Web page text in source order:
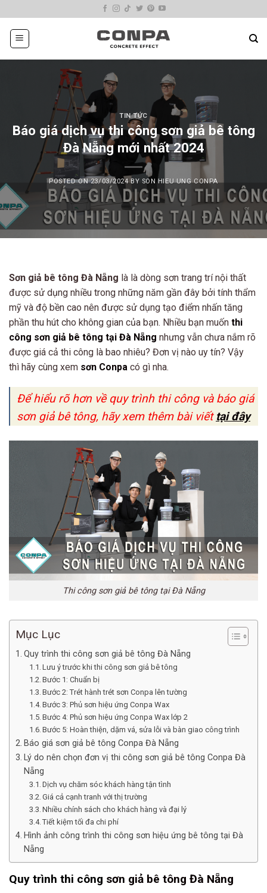
to
content
TIN TỨC
Báo giá dịch vụ thi công sơn giả bê tông
Đà Nẵng mới nhất 2024
POSTED ON23/03/2024 BY SON HIEU UNG CONPA
Sơn giả bê tông Đà Nẵng là là dòng sơn trang trí nội thất
được sử dụng nhiều trong những năm gần đây bởi tính thẩm
mỹ và độ bền cao nên được sử dụng tạo điểm nhấn tăng
phần thu hút cho không gian của bạn. Nhiều bạn muốn thi
công sơn giả bê tông tại Đà Nẵng nhưng vẫn chưa nắm rõ
được giá cả thi công là bao nhiêu? Đơn vị nào uy tín? Vậy
thì hãy cùng xem sơn Conpa có gì nha.
Để hiểu rõ hơn về quy trình thi công và báo giá
sơn giả bê tông, hãy xem thêm bài viết tại đây
Thi công sơn giả bê tông tại Đà Nẵng
Mục Lục
Quy trình thi công sơn giả bê tông Đà Nẵng
Lưu ý trước khi thi công sơn giả bê tông
Bước 1: Chuẩn bị
Bước 2: Trét hành trét sơn Conpa lên tường
Bước 3: Phủ sơn hiệu ứng Conpa Wax
Bước 4: Phủ sơn hiệu ứng Conpa Wax lớp 2
Bước 5: Hoàn thiện, dặm vá, sửa lỗi và bàn giao công trình
Báo giá sơn giả bê tông Conpa Đà Nẵng
Lý do nên chọn đơn vị thi công sơn giả bê tông Conpa Đà
Nẵng
Dịch vụ chăm sóc khách hàng tận tình
Giá cả cạnh tranh với thị trường
Nhiều chính sách cho khách hàng và đại lý
Tiết kiệm tối đa chi phí
Hình ảnh công trình thi công sơn hiệu ứng bê tông tại Đà
Nẵng
Quy trình thi công sơn giả bê tông Đà Nẵng